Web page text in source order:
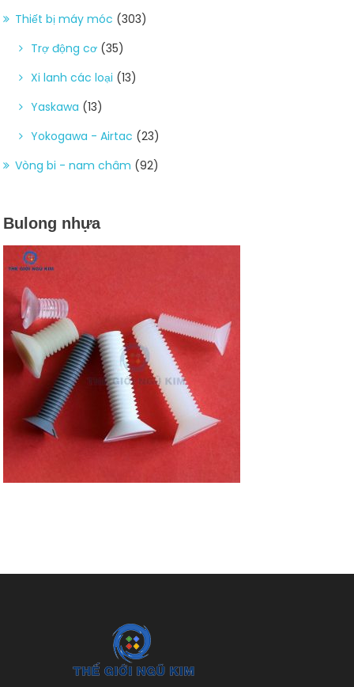
Thiết bị máy móc (303)
Trợ động cơ (35)
Xi lanh các loại (13)
Yaskawa (13)
Yokogawa - Airtac (23)
Vòng bi - nam châm (92)
Bulong nhựa